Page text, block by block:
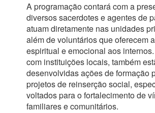
A programação contará com a
diversos sacerdotes e agentes de
atuam diretamente nas unidades
além de voluntários que oferecem
espiritual e emocional aos
com instituições locais, também
desenvolvidas ações de formação
projetos de reinserção social,
voltados para o fortalecimento de
familiares e comunitários.